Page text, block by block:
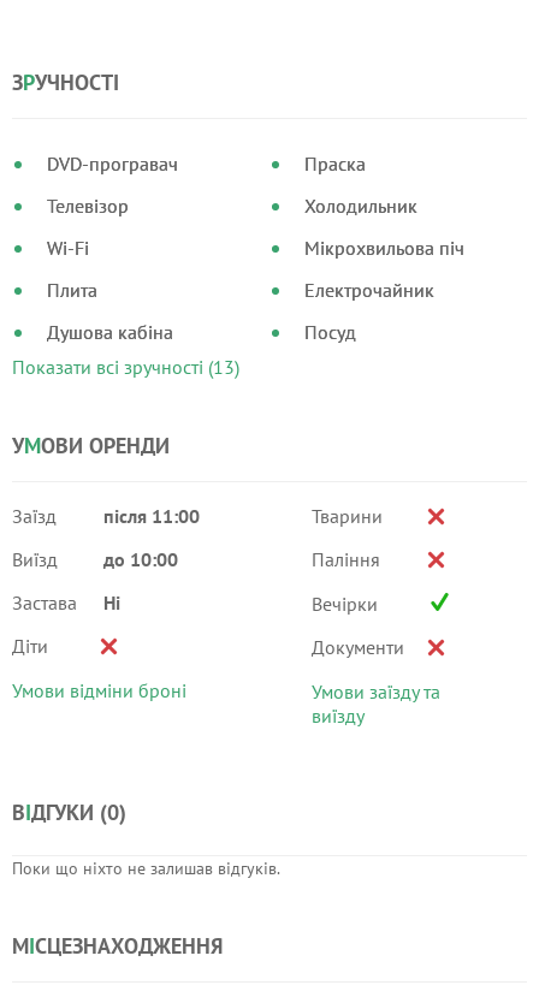
ЗРУЧНОСТІ
DVD-програвач
Телевізор
Wi-Fi
Плита
Душова кабіна
Праска
Холодильник
Мікрохвильова піч
Електрочайник
Посуд
Показати всі зручності (13)
УМОВИ ОРЕНДИ
Заїзд
після 11:00
Виїзд
до 10:00
Застава
Ні
Діти
Умови відміни броні
Тварини
Паління
Вечірки
Документи
Умови заїзду та
виїзду
ВІДГУКИ (0)
Поки що ніхто не залишав відгуків.
МІСЦЕЗНАХОДЖЕННЯ